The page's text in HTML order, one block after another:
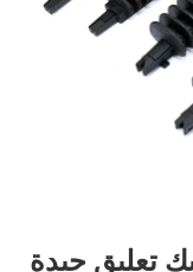
تعليق جيدة